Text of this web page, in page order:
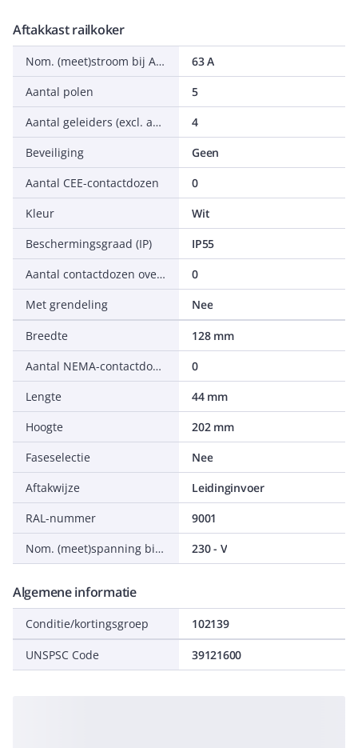
Aftakkast railkoker
Nom. (meet)stroom bij AC 50 Hz
63 A
Aantal polen
5
Aantal geleiders (excl. aarde)
4
Beveiliging
Geen
Aantal CEE-contactdozen
0
Kleur
Wit
Beschermingsgraad (IP)
IP55
Aantal contactdozen overig
0
Met grendeling
Nee
Breedte
128 mm
Aantal NEMA-contactdozen
0
Lengte
44 mm
Hoogte
202 mm
Faseselectie
Nee
Aftakwijze
Leidinginvoer
RAL-nummer
9001
Nom. (meet)spanning bij AC 50 Hz
230 - V
Algemene informatie
Conditie/kortingsgroep 102139
UNSPSC Code 39121600